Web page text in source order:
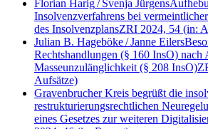
Florian Harig/Svenja Jürgens
Insolvenzverfahrens bei
des InsolvenzplansZRI 2024, 54 (in:
Julian B. Hageböke/Janne Eilers
Rechtshandlungen (§ 160 InsO) nach
Masseunzulänglichkeit (§ 208 InsO)
Aufsätze)
Gravenbrucher Kreis begrüßt die
restrukturierungsrechtlichen
eines Gesetzes zur weiteren